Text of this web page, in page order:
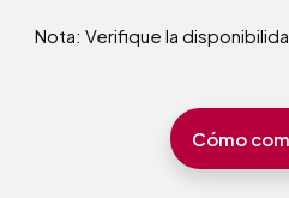
Nota: Verifique la
Cómo